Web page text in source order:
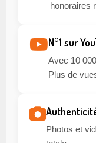
honoraires
N°1 sur
Avec 10
Plus de
Photos et